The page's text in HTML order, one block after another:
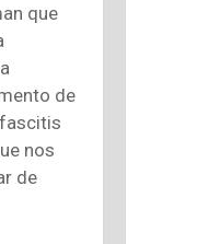
que
de
nos
de